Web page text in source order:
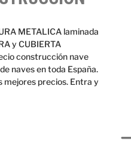
METALICA laminada
y CUBIERTA
construcción nave
naves en toda España.
mejores precios. Entra y